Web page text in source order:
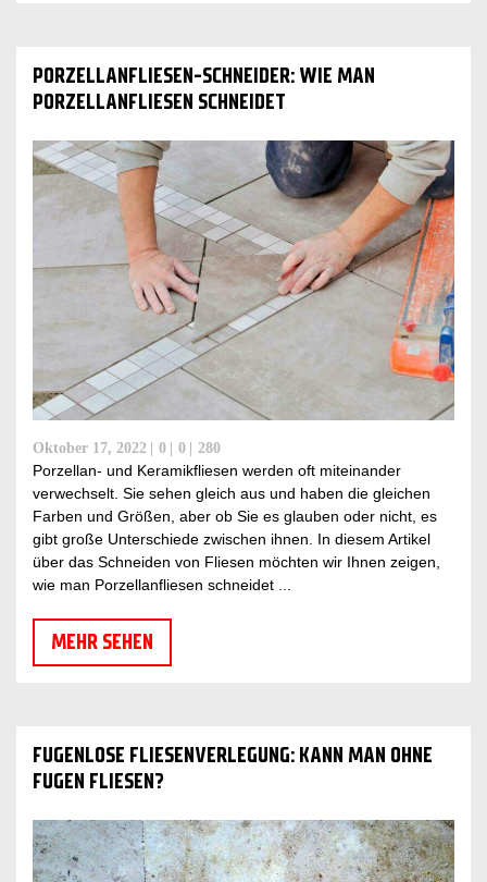
PORZELLANFLIESEN-SCHNEIDER: WIE MAN
PORZELLANFLIESEN SCHNEIDET
Oktober 17, 2022 0 0 280
Porzellan- und Keramikfliesen werden oft miteinander
verwechselt. Sie sehen gleich aus und haben die gleichen
Farben und Größen, aber ob Sie es glauben oder nicht, es
gibt große Unterschiede zwischen ihnen. In diesem Artikel
über das Schneiden von Fliesen möchten wir Ihnen zeigen,
wie man Porzellanfliesen schneidet ...
MEHR SEHEN
FUGENLOSE FLIESENVERLEGUNG: KANN MAN OHNE
FUGEN FLIESEN?